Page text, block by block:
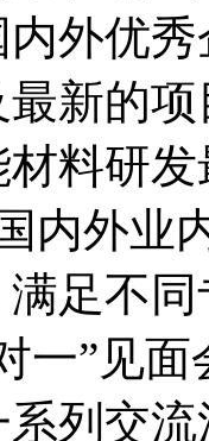
外优
新的
料研
内外业
足不
一”见
系列交